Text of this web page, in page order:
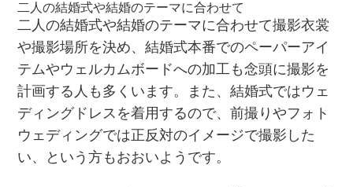
二人の結婚式や結婚のテーマに合わせて
二人の結婚式や結婚のテーマに合わせて撮影衣裳
や撮影場所を決め、結婚式本番でのペーパーアイ
テムやウェルカムボードへの加工も念頭に撮影を
計画する人も多くいます。また、結婚式ではウェ
ディングドレスを着用するので、前撮りやフォト
ウェディングでは正反対のイメージで撮影した
い、という方もおおいようです。